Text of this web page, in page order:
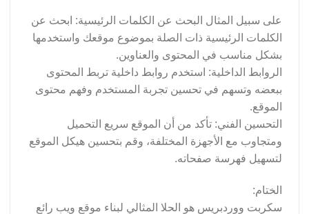
على سبيل المثال البحث عن الكلمات الرئيسية: ابحث عن
الكلمات الرئيسية ذات الصلة بموضوع موقعك واستخدمها
بشكل مناسب في المحتوى والعناوين.
الروابط الداخلية: استخدم روابط داخلية تربط المحتوى
ببعضه وتسهم في تحسين تجربة المستخدم وفهم محتوى
الموقع.
التحسين الفني: تأكد من أن الموقع سريع التحميل
ومتجاوب مع الأجهزة المختلفة، وقم بتحسين هيكل الموقع
لتسهيل فهرسة صفحاته.
سكربت ووردبريس هو الحلا المثالي لبناء موقع ويب رائع